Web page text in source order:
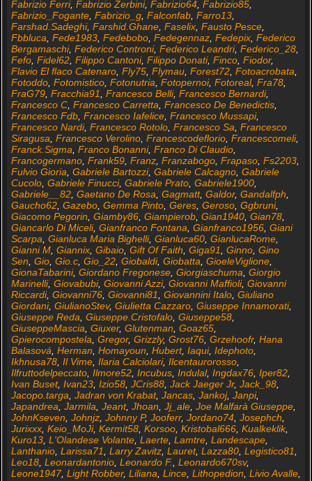
Fabrizio Ferri, Fabrizio Zerbini, Fabrizio64, Fabrizio85,
Fabrizio_Fogante, Fabrizio_g, Falconfab, Farro13,
Farshad.Sadeghi, Farshid.Ghane, Faselix, Fausto Pesce,
Fbbluca Fede1983, Fedebobo, Fedegennaz, Fedepix, Federico
Bergamaschi, Federico Controni, Federico Leandri, Federico_28,
Fefo, Fidel62, Filippo Cantoni, Filippo Donati, Finco, Fiodor,
Flavio El flaco Catenaro, Fly75, Flymau, Forest72, Fotoacrobata
Fotoddo, Fotomistico, Fotonutria Fotopernoi, Fotoreal, Fra78,
FraG79, Fracchia91 Francesco Belli, Francesco Bernardi,
Francesco C, Francesco Carretta Francesco De Benedictis,
Francesco Fdb, Francesco Iafelice, Francesco Mussapi,
Francesco Nardi, Francesco Rotolo, Francesco Sa Francesco
Siragusa Francesco Verolino, Francescodeflorio, Francescomeli,
Franck.Sigma Franco Bonanni, Franco Di Claudio,
Francogermano, Frank59, Franz, Franzabogo, Frapaso, Fs2203,
Fulvio Gioria Gabriele Bartozzi, Gabriele Calcagno, Gabriele
Cucolo, Gabriele Finucci, Gabriele Prato, Gabriele1900,
Gabriele__82, Gaetano De Rosa Gagmatt, Galdor, Gandalfph
Gaucho62, Gazebo, Gemma Pinto, Geres, Geroso, Ggbruni,
Giacomo Pegorin Giamby86, Giampierob, Gian1940, Gian78,
Giancarlo Di Miceli, Gianfranco Fontana Gianfranco1956, Giani
Scarpa Gianluca Maria Bighelli, Gianluca60, GianlucaRome,
Gianni M, Giannix, Gibaio, Gift Of Faith Giga91 Ginno, Gino
Sen Gio, Gio.c, Gio_22, Giobaldi, Giobatta GioeleViglione,
GionaTabarini, Giordano Fregonese, Giorgiaschuma Giorgio
Marinelli, Giovabubi, Giovanni Azzi, Giovanni Maffioli, Giovanni
Riccardi, Giovanni76, Giovanni81 Giovannini Italo, Giuliano
Giordani, GiulianoStev, Giulietta Cazzaro, Giuseppe Innamorati,
Giuseppe Reda Giuseppe.Cristofalo, Giuseppe58,
GiuseppeMascia Giuxer, Glutenman Goaz65,
Gpierocompostela Gregor, Grizzly, Grost76, Grzehoofr, Hana
Balasová Herman Homayoun Hubert, Iaqui, Idephoto,
Ikhnusa78, Il Vime, Ilaria Calciolari, Ilcentaurorosso,
Ilfruttodelpeccato, Ilmore52, Incubus, Indulal, Ingdax76, Iper82,
Ivan Buset, Ivan23, Izio58, JCris88, Jack Jaeger Jr, Jack_98,
Jacopo.targa Jadran von Krabat, Jancas, Jankoj, Janpi,
Japandrea Jarmila Jeant, Jhoan Jj_ale, Joe Malfarà Giuseppe,
JohnKseven Johnjz, Johnny P, Jooferr, Jordano74, Josephch
Jurixxx, Keio_MoJi, Kermit58, Korsoo, Kristobal666, Kualkeklik,
Kuro13, L'Olandese Volante, Laerte, Lamtre, Landescape,
Lanthanio, Larissa71 Larry Zavitz, Lauret, Lazza80, Legistico81
Leo18, Leonardantonio, Leonardo F. Leonardo670sv,
Leone1947, Light Robber, Liliana Lince, Lithopedion Livio Avalle,